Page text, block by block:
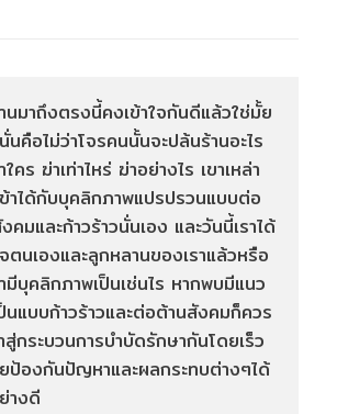
นมาถึงตรงนี้คงเข้าใจกันดีแล้วใช่มั้ย
นคือไม่ว่าโจรคนนั้นจะปล้นร้านอะไร
ใคร ฆ่าเท่าไหร่ ฆ่าอย่างไร เขาเหล่า
าได้กับบุคลิกภาพแปรปรวนแบบต่อ
คมและก้าวร้าวนั่นเอง และวันนี้เราได้
ตนเองและลูกหลานของเราแล้วหรือ
มีบุคลิกภาพเป็นเช่นไร หากพบมีแนว
นแบบก้าวร้าวและต่อต้านสังคมก็ควร
สู่กระบวนการบำบัดรักษากันโดยเร็ว
ป้องกันปัญหาและผลกระทบต่างๆได้
างดี